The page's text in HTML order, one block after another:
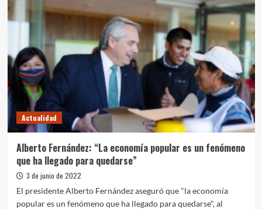
Chornobroff
microcréditos
“Construir
Futuro”
Actualidad
Alberto Fernández: “La economía popular es un fenómeno
que ha llegado para quedarse”
3 de junio de 2022
El presidente Alberto Fernández aseguró que "la economía
popular es un fenómeno que ha llegado para quedarse", al